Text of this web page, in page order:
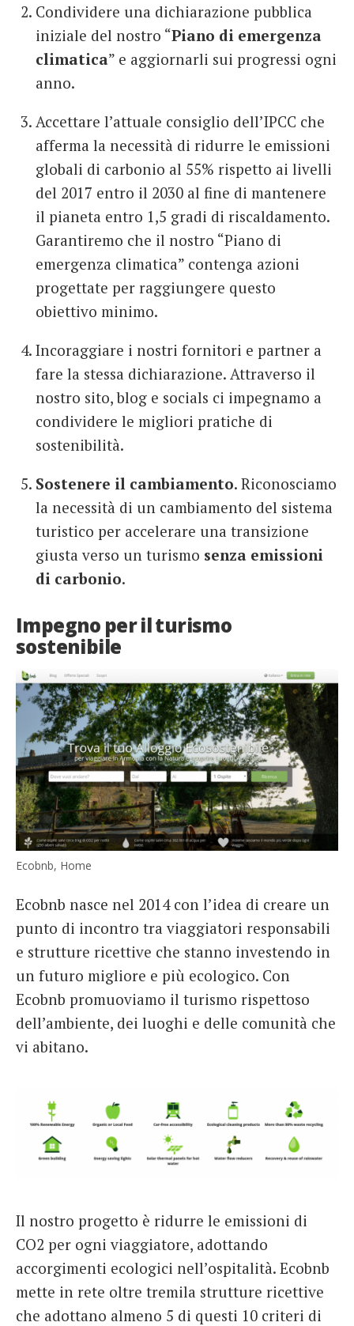
Condividere una dichiarazione pubblica
iniziale del nostro “Piano di emergenza
climatica” e aggiornarli sui progressi ogni
anno.
Accettare l’attuale consiglio dell’IPCC che
afferma la necessità di ridurre le emissioni
globali di carbonio al 55% rispetto ai livelli
del 2017 entro il 2030 al fine di mantenere
il pianeta entro 1,5 gradi di riscaldamento.
Garantiremo che il nostro “Piano di
emergenza climatica” contenga azioni
progettate per raggiungere questo
obiettivo minimo.
Incoraggiare i nostri fornitori e partner a
fare la stessa dichiarazione. Attraverso il
nostro sito, blog e socials ci impegnamo a
condividere le migliori pratiche di
sostenibilità.
Sostenere il cambiamento. Riconosciamo
la necessità di un cambiamento del sistema
turistico per accelerare una transizione
giusta verso un turismo senza emissioni
di carbonio.
Impegno per il turismo
sostenibile
Ecobnb, Home
Ecobnb nasce nel 2014 con l’idea di creare un
punto di incontro tra viaggiatori responsabili
e strutture ricettive che stanno investendo in
un futuro migliore e più ecologico. Con
Ecobnb promuoviamo il turismo rispettoso
dell’ambiente, dei luoghi e delle comunità che
vi abitano.
Il nostro progetto è ridurre le emissioni di
CO2 per ogni viaggiatore, adottando
accorgimenti ecologici nell’ospitalità. Ecobnb
mette in rete oltre tremila strutture ricettive
che adottano almeno 5 di questi 10 criteri di